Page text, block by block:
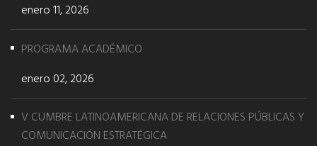
enero 11, 2026
PROGRAMA ACADÉMICO
enero 02, 2026
V CUMBRE LATINOAMERICANA DE RELACIONES PÚBLICAS Y
COMUNICACIÓN ESTRATÉGICA